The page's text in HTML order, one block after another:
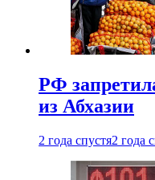
РФ
из Абхазии
2 года спустя2 года